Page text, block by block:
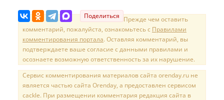
Поделиться Прежде чем оставить
комментарий, пожалуйста, ознакомьтесь с Правилами
комментирования портала. Оставляя комментарий, вы
подтверждаете ваше согласие с данными правилами и
осознаете возможную ответственность за их нарушение.
Сервис комментирования материалов сайта orenday.ru не
является частью сайта Orenday, а предоставлен сервисом
cackle. При размещении комментария редакция сайта в